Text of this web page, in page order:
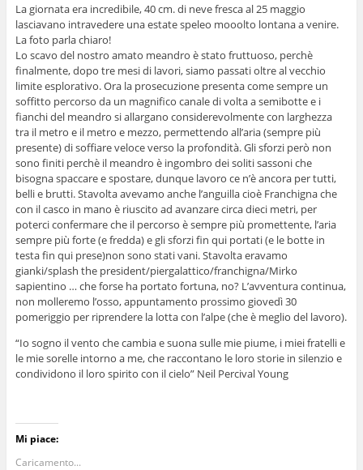
La giornata era incredibile, 40 cm. di neve fresca al 25 maggio
lasciavano intravedere una estate speleo mooolto lontana a venire.
La foto parla chiaro!
Lo scavo del nostro amato meandro è stato fruttuoso, perchè
finalmente, dopo tre mesi di lavori, siamo passati oltre al vecchio
limite esplorativo. Ora la prosecuzione presenta come sempre un
soffitto percorso da un magnifico canale di volta a semibotte e i
fianchi del meandro si allargano considerevolmente con larghezza
tra il metro e il metro e mezzo, permettendo all’aria (sempre più
presente) di soffiare veloce verso la profondità. Gli sforzi però non
sono finiti perchè il meandro è ingombro dei soliti sassoni che
bisogna spaccare e spostare, dunque lavoro ce n’è ancora per tutti,
belli e brutti. Stavolta avevamo anche l’anguilla cioè Franchigna che
con il casco in mano è riuscito ad avanzare circa dieci metri, per
poterci confermare che il percorso è sempre più promettente, l’aria
sempre più forte (e fredda) e gli sforzi fin qui portati (e le botte in
testa fin qui prese)non sono stati vani. Stavolta eravamo
gianki/splash the president/piergalattico/franchigna/Mirko
sapientino … che forse ha portato fortuna, no? L’avventura continua,
non molleremo l’osso, appuntamento prossimo giovedì 30
pomeriggio per riprendere la lotta con l’alpe (che è meglio del lavoro).
“Io sogno il vento che cambia e suona sulle mie piume, i miei fratelli e
le mie sorelle intorno a me, che raccontano le loro storie in silenzio e
condividono il loro spirito con il cielo” Neil Percival Young
Mi piace:
Caricamento...